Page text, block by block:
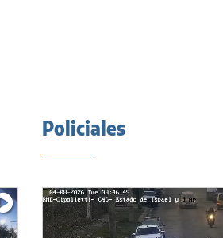
Policiales